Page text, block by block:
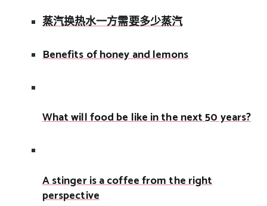
蒸汽换热水一方需要多少蒸汽
Benefits of honey and lemons
What will food be like in the next 50 years?
A stinger is a coffee from the right
perspective